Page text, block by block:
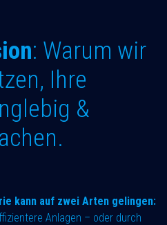
: Warum wir
Ihre
&
kann auf zwei Arten gelingen:
Anlagen – oder durch